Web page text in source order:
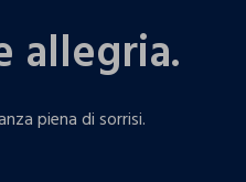
allegria.
piena di sorrisi.